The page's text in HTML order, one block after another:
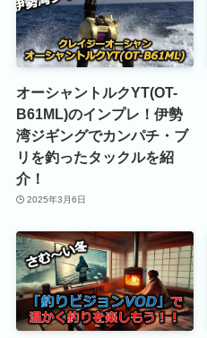
オーシャントルクYT(OT-
B61ML)のインプレ！伊勢
湾ジギングでカンパチ・ブ
リを釣ったタックルを紹
介！
2025年3月6日